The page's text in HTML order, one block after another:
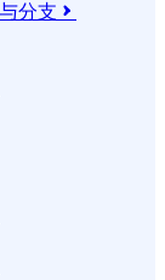
分支 